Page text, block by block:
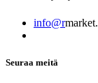
info@r
Seuraa meitä